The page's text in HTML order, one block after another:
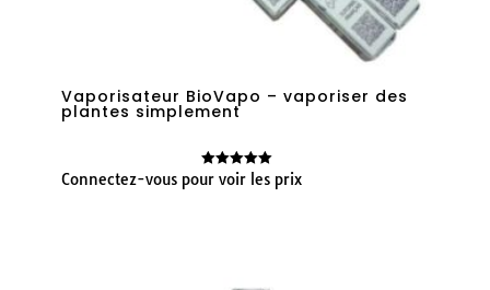
Vaporisateur BioVapo – vaporiser des
plantes simplement
Note
Connectez-vous pour voir les prix